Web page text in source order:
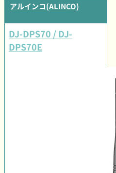
アルインコ(ALINCO)
DJ-DPS70 / DJ-
DPS70E